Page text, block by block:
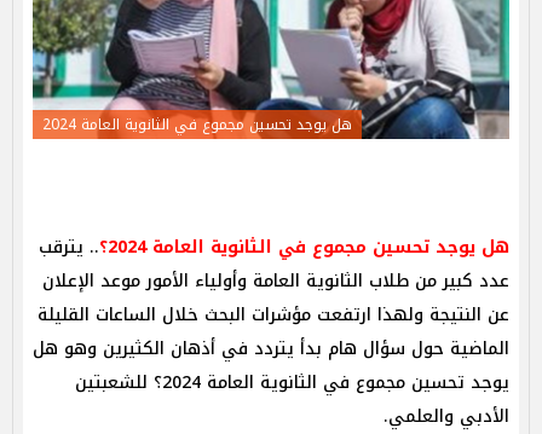
هل يوجد تحسين مجموع في الثانوية العامة 2024
هل يوجد تحسين مجموع في الثانوية العامة 2024؟
.. يترقب
عدد كبير من طلاب الثانوية العامة وأولياء الأمور موعد الإعلان
عن النتيجة ولهذا ارتفعت مؤشرات البحث خلال الساعات القليلة
الماضية حول سؤال هام بدأ يتردد في أذهان الكثيرين وهو هل
يوجد تحسين مجموع في الثانوية العامة 2024؟ للشعبتين
الأدبي والعلمي.